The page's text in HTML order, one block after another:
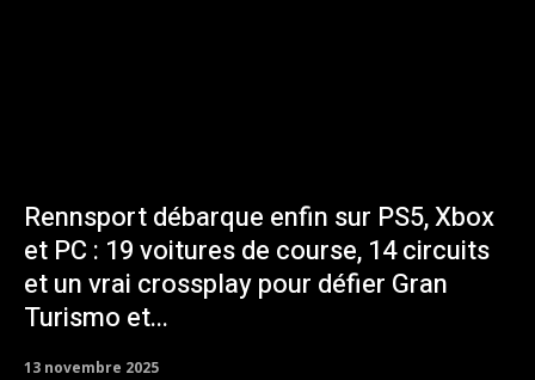
Rennsport débarque enfin sur PS5, Xbox
et PC : 19 voitures de course, 14 circuits
et un vrai crossplay pour défier Gran
Turismo et...
13 novembre 2025